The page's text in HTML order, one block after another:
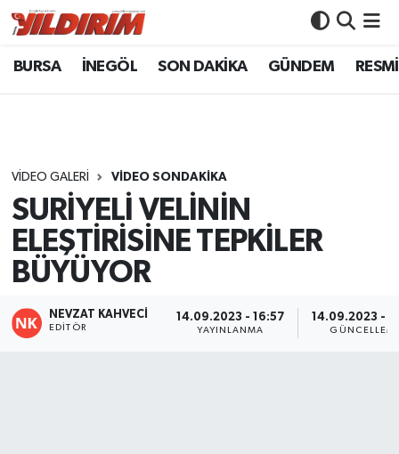
BURSA İNEGÖL SON DAKİKA GÜNDEM
VIDEO GALERI VİDEO SONDAKİKA
SURİYELİ VELİNİN
ELEŞTİRİSİNE TEPKİLER
BÜYÜYOR
NEVZAT KAHVECİ
EDITÖR
14.09.2023 - 16:57
YAYINLANMA
14.09.2023 -
BURSA
GÜNDEM
RESMİ İLANLAR
Bursa Nöbetçi Eczaneler
Bursa Trafik Yoğunluk Haritası
Süper Lig Puan Durumu ve Fikstür